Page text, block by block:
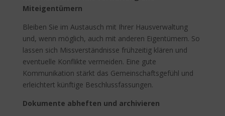
Miteigentümern
Bleiben Sie im Austausch mit Ihrer Hausverwaltung
und, wenn möglich, auch mit anderen Eigentümern. So
lassen sich Missverständnisse frühzeitig klären und
eventuelle Konflikte vermeiden. Eine gute
Kommunikation stärkt das Gemeinschaftsgefühl und
erleichtert künftige Beschlussfassungen.
Dokumente abheften und archivieren